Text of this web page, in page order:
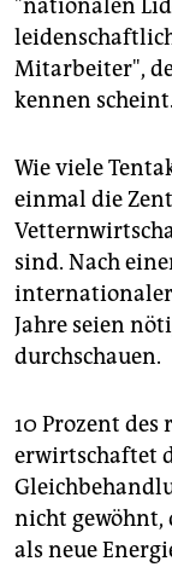
"nationalen
Mitarbeiter",
kennen scheint.
Wie viele
einmal die
sind. Nach
Jahre seien
durchschauen.
10 Prozent
erwirtschaftet
nicht gewöhnt,
als neue